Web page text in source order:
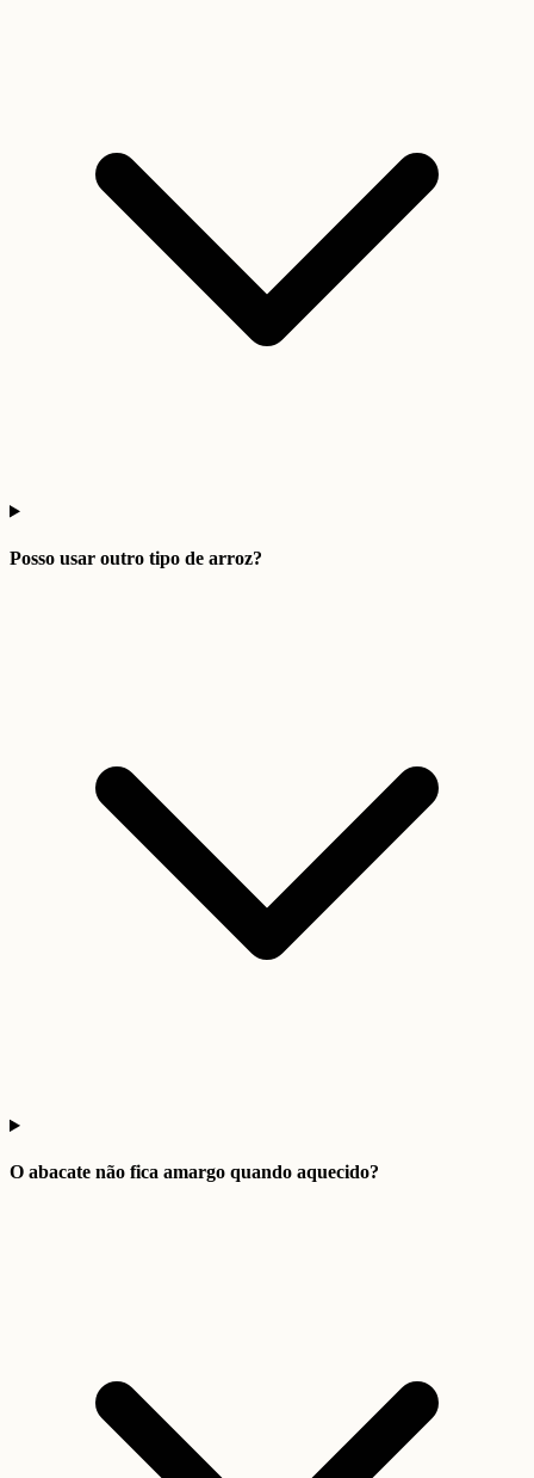
Posso usar outro tipo de arroz?
O abacate não fica amargo quando aquecido?